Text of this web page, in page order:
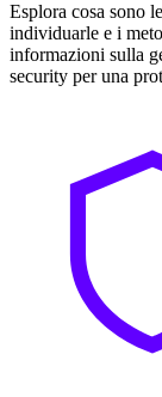
Esplora cosa sono
individuarle e i
informazioni sulla
security per una